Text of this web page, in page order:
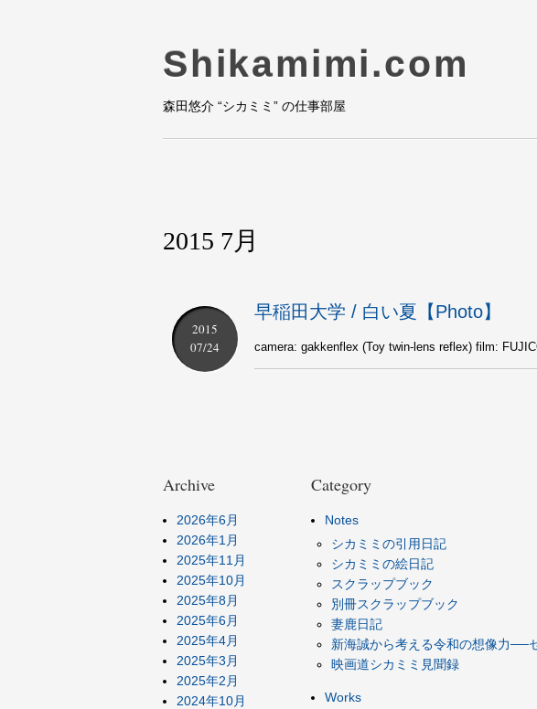
Shikamimi.com
森田悠介 “シカミミ” の仕事部屋
2015 7月
早稲田大学 / 白い夏【Photo】
2015
07/24
camera: gakkenflex (Toy twin-lens reflex) film:
Archive
2026年6月
2026年1月
2025年11月
2025年10月
2025年8月
2025年6月
2025年4月
2025年3月
2025年2月
2024年10月
Category
Notes
シカミミの引用日記
シカミミの絵日記
スクラップブック
別冊スクラップブック
妻鹿日記
新海誠から考える令和の想像力──
映画道シカミミ見聞録
Works